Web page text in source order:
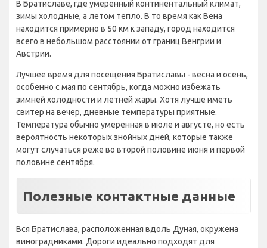
В Братиславе, где умеренный континентальный климат,
зимы холодные, а летом тепло. В то время как Вена
находится примерно в 50 км к западу, город находится
всего в небольшом расстоянии от границ Венгрии и
Австрии.
Лучшее время для посещения Братиславы - весна и осень,
особенно с мая по сентябрь, когда можно избежать
зимней холодности и летней жары. Хотя лучше иметь
свитер на вечер, дневные температуры приятные.
Температура обычно умеренная в июле и августе, но есть
вероятность некоторых знойных дней, которые также
могут случаться реже во второй половине июня и первой
половине сентября.
Полезные контактные данные
Вся Братислава, расположенная вдоль Дуная, окружена
виноградниками. Дороги идеально подходят для